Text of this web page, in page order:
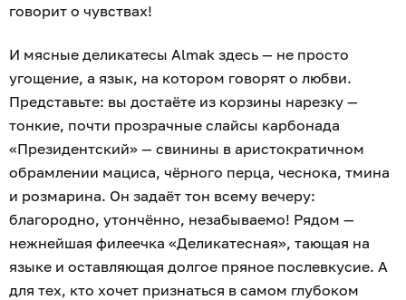
говорит о чувствах!
И мясные деликатесы Almak здесь — не просто
угощение, а язык, на котором говорят о любви.
Представьте: вы достаёте из корзины нарезку —
тонкие, почти прозрачные слайсы карбонада
«Президентский» — свинины в аристократичном
обрамлении мациса, чёрного перца, чеснока, тмина
и розмарина. Он задаёт тон всему вечеру:
благородно, утончённо, незабываемо! Рядом —
нежнейшая филеечка «Деликатесная», тающая на
языке и оставляющая долгое пряное послевкусие. А
для тех, кто хочет признаться в самом глубоком